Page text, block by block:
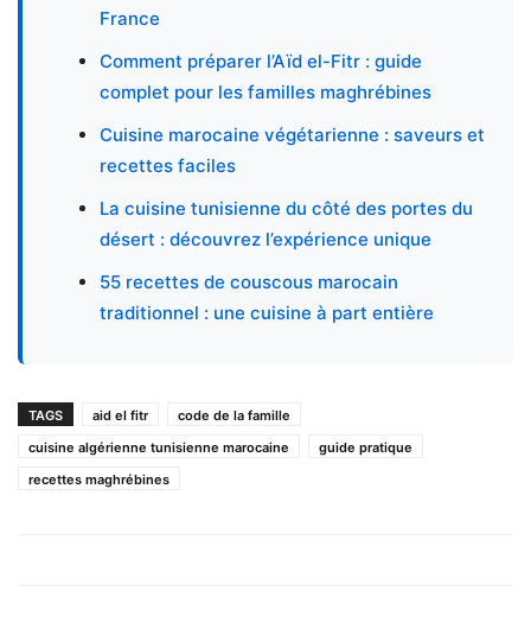
France
Comment préparer l’Aïd el-Fitr : guide
complet pour les familles maghrébines
Cuisine marocaine végétarienne : saveurs et
recettes faciles
La cuisine tunisienne du côté des portes du
désert : découvrez l’expérience unique
55 recettes de couscous marocain
traditionnel : une cuisine à part entière
TAGS aid el fitr
code de la famille
cuisine algérienne tunisienne marocaine
guide pratique
recettes maghrébines